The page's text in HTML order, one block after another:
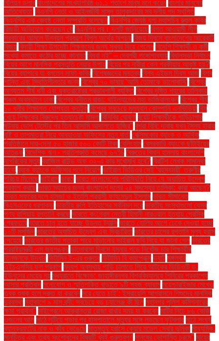
বিলিয়ন ডলার বাংলাদেশের সংখ্যাগরিষ্ঠ ৬১.১ শতাংশ মানুষ মনে করেন বাংলার মানুষের
আতিথেয়তা' বিএনপি নেতা ও আইনজীবী মাসুদ তালুকদারের সব দলীয় পদ স্থগিত
বিএনপির এক জ্যেষ্ঠ নেতা সম্প্রতি বলেছেন বিএনপির জ্যেষ্ঠ যুগ্ম মহাসচিব রুহুল কবির
রিজভী অভিযোগ করেছেন যে বিএনপির পর। দলটি জানিয়েছে বিগত আওয়ামী লীগ
সরকারের আমলে উন্নয়ন প্রকল্পে বিপুল অর্থের অপচয় বিজয় দিবসে বাংলাদেশের আরেকটি
বিজয় বিদায়ী শিক্ষা উপদেষ্টা শিক্ষকদের জন্য সুখবর দিয়ে গেলেন বিদেশি শিক্ষার্থী ও কর্মী
সংখ্যা কমাতে কঠোর হচ্ছে কানাডা বিধবা নই” – দেবশ্রী গঙ্গোপাধ্যায় বিধানসভা নির্বাচন
বিয়ের আগে মানসিক প্রস্তুতি নেয়ার উপায় বিয়ের পর নারীরা কেন পরকীয়ায় আকৃষ্ট হয়?
বিয়ের ব্যাপারে যা বললেন সাফা কবির বিশেষজ্ঞদের মন্তব্য বিশ্ব এইডস দিবস আজ বিশ্ব
শান্তি এবং স্থিতিশীলতার জন্য বিশ্বের ৭০ ভাষায় 'আমি তোমাকে ভালোবাসি' বিশ্বের
অন্যতম শীর্ষ ধনী এবং যুক্তরাষ্ট্রের প্রভাবশালী ব্যক্তি বিশ্বের দূষিত শহরের তালিকায়
পঞ্চম অবস্থানে ঢাকা বিশ্বের ধনীতম রাজা: থাইল্যান্ডের মহা ভাজিরালংকর্ন বিশ্বের শীর্ষ
১০ ধনীর শিক্ষাগত যোগ্যতা কতটুকু বিশ্বের সবচেয়ে মূল্যবান কোম্পানি এনভিডিয়া বিষ
খেয়ে শিক্ষকের বিরুদ্ধে হত্যাচেষ্টা মামলা বিসিবির ঘোষণা বুয়েট শিক্ষার্থীকে গাড়িচাপার
ঘটনায় ডোপ টেস্টের পর তিন আসামি আদালতে হাজির" বুশরা বিবি: দাবায় যখন সৈন্য হারায়
বৃষ্টি ও তাপমাত্রা নিয়ে আবহাওয়া অফিসের নতুন বার্তা বেক্সিমকোর ব্যাংক ও আর্থিক
প্রতিষ্ঠানে দায়-দেনা ৫০ হাজার ৫০০ কোটি টাকা বেলিংহাম বেসরকারি ব্যাংকে ছাঁটাইয়ের
আতঙ্ক বৈদেশিক ঋণ - প্রতিশ্রুতি কমেছে ৬৭% বৈরুতের বিমান হামলায় বাংলাদেশি
নাগরিকের মৃত্যু ব্রাজিল রাউন্ড অফ ৩২-এ কার মুখোমুখি হবে? ব্রিটিশ লেখক সামান্থা
হার্ভে ব্র্যাক ব্যাংকে অফিসার পদে নিয়োগ ভাইরাল ভিডিওর সেই ‘রহস্যময়ী’ তরুণীর
পরিচয় মিলেছে ভাইরাস ভারত ভারত বাংলাদেশের পরিস্থিতি নিয়ে যে অযাচিত উদ্বেগ
প্রকাশ করছে ভারত ম্যাচের জন্য বাংলাদেশ দলের ২৪ সদস্যের তালিকা: কারা আছেন?
ভারত সফরের দলে হামজা ও ইতালি প্রবাসী ফাহমেদুল ইসলাম ভারত সীমান্তে
বিএসএফের ধরপাকড় ভারতীয় রুপি ইতিহাসের সর্বনিম্ন দরে ভারতীয় সংস্থাগুলো যেসব
পণ্য রাশিয়ায় রপ্তানি করছে ভারতে কংগ্রেস নেত্রী হিমানী নারওয়াল হত্যায় প্রেমিক
গ্রেফতার ভারতে চালু হতে যাচ্ছে উড়ন্ত ট্যাক্সি ভারতে হোলির আগে ঢেকে দেওয়া হচ্ছে
১০টি মসজিদ ভারতের অযাচিত উদ্বেগ এবং দ্বিচারিতা ভারতের চালের রপ্তানি মূল্য হ্রাস
পেয়েছে ভারতের জাতীয় পতাকা পায়ে মাড়ানোর ভাইরাল ছবি নিয়ে যা জানা গেল ভারতের
পররাষ্ট্রমন্ত্রী এস জয়শঙ্কর ভালোবাসা দিবসে যমুনায় পড়ে নিখোঁজ চার শিক্ষার্থীর
তিনজনকে উদ্ধার ভিটামিন ই-এর গুরুত্ব ভিটামিন বি কমপ্লেক্স ভ্যাট মঙ্গলবার
এইচএসসির ফল প্রকাশ মদ্যপ অবস্থায় গাড়ি চালাতে গিয়ে আটকের ভিডিওটি ড.
ইউনূসের মেয়ের নয় মধ্যরাতে বিক্ষোভ: জাহাঙ্গীরনগর বিশ্ববিদ্যালয়ে শিবিরের প্রকাশ্যে
আসার প্রতিবাদ মনোযোগ ও স্মৃতিশক্তি বাড়াতে ৯টি সহজ ব্যায়াম ময়েশ্চারাইজার মেখেও
ত্বক শুষ্ক হলে দ্রুত যা করবেন মরে যেতে চাই’: ইসরায়েলি আগ্রাসনে শিশুদের মানসিক
দুরবস্থা মহাকাশে ৯ মাস বন্দী: সবচেয়ে বড় চ্যালেঞ্জ কী ছিল মহানগর পুলিশ কমিশনারের
ক্ষমা প্রার্থনা" মাইগ্রেনে আক্রান্তরা রোজা রাখার সময় যা করবেন মাটির নিচে ৮৬ কেজি
ওজনের আলু মাঠে লুটিয়ে পড়ার পর হাসপাতালে মৃত্যুর সঙ্গে লড়ছেন ফুটবলার মাঠে সংঘর্ষ
ব্যানক্রফটের নাক ও কাঁধ ভেঙেছে মাতৃমৃত্যু হ্রাসে কেয়ার মডেল সেবার ভূমিকা মাধ্যমিক.
মানচিত্র এবং তথ্য সংশোধনের বিষয়টি খুবই গুরুত্বপূর্ণ মানুষের ভোগান্তি চরমে" মায়ের